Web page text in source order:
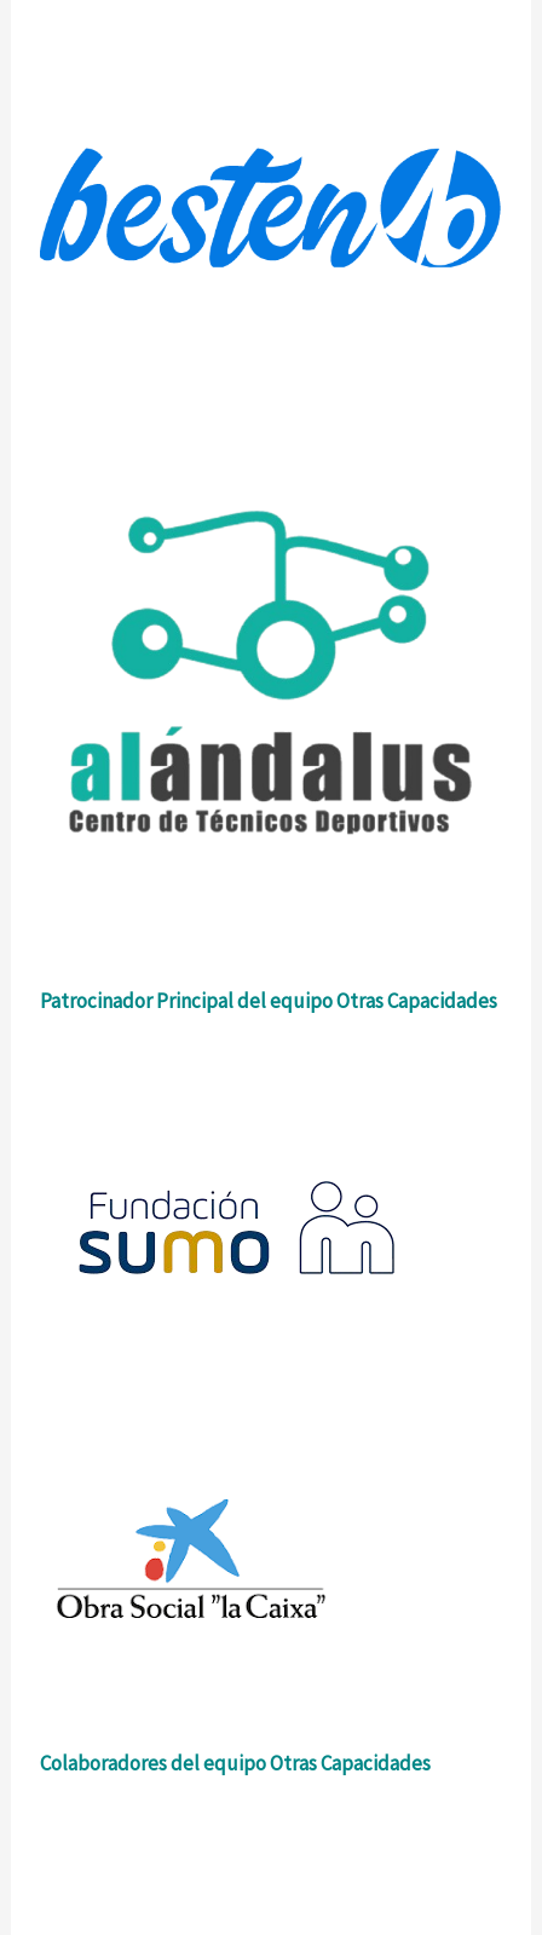
Patrocinador Principal del equipo Otras Capacidades
Colaboradores del equipo Otras Capacidades